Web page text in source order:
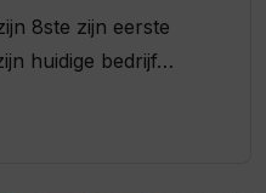
8ste zijn eerste
huidige bedrijf…